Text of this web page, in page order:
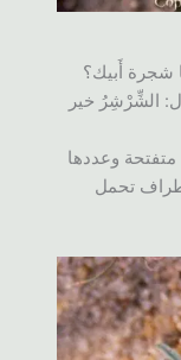
شجرة أَبيك؟
الشِّرْشِرُ خير
وعددها
تحمل